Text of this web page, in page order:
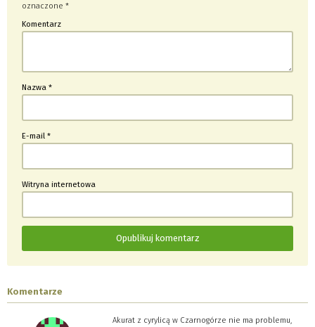
oznaczone*
Komentarz
Nazwa*
E-mail*
Witryna internetowa
Komentarze
Akurat z cyrylicą w Czarnogórze nie ma problemu,